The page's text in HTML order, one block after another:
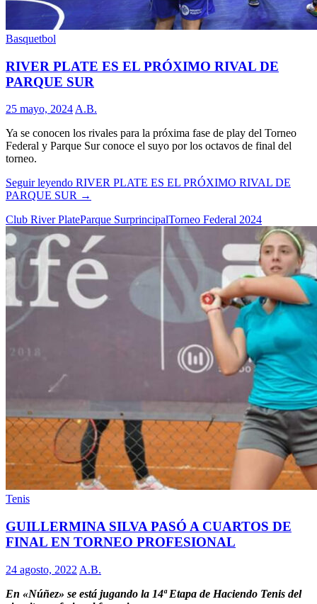
Basquetbol
RIVER PLATE ES EL PRÓXIMO RIVAL DE
PARQUE SUR
25 mayo, 2024 A.B.
Ya se conocen los rivales para la próxima fase de play del Torneo
Federal y Parque Sur conoce el suyo por los octavos de final del
torneo.
Seguir leyendo RIVER PLATE ES EL PRÓXIMO RIVAL DE
PARQUE SUR →
Club River PlateParque SurprincipalTorneo Federal 2024
Tenis
GUILLERMINA SILVA PASÓ A CUARTOS DE
FINAL EN TORNEO PROFESIONAL
24 agosto, 2022 A.B.
En «Núñez» se está jugando la 14ª Etapa de Haciendo Tenis del